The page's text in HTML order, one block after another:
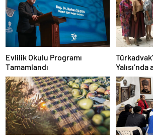
Evlilik Okulu Programı
Tamamlandı